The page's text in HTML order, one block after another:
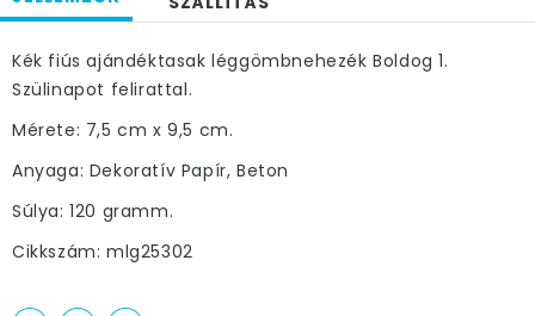
Kék fiús ajándéktasak léggömbnehezék Boldog 1.
Szülinapot felirattal.
Mérete: 7,5 cm x 9,5 cm.
Anyaga: Dekoratív Papír, Beton
Súlya: 120 gramm.
Cikkszám: mlg25302